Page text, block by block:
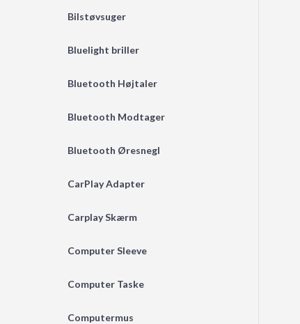
Bilstøvsuger
Bluelight briller
Bluetooth Højtaler
Bluetooth Modtager
Bluetooth Øresnegl
CarPlay Adapter
Carplay Skærm
Computer Sleeve
Computer Taske
Computermus